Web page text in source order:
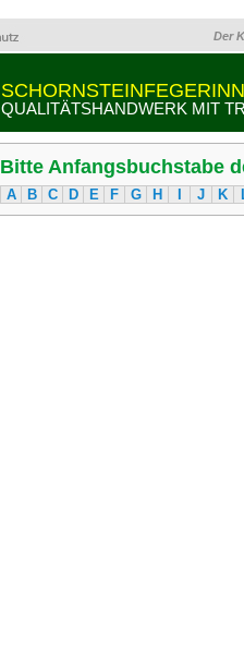
Der
QUALITÄTSHANDWERK MIT
Bitte Anfangsbuchstabe
A B C D E F G H J K